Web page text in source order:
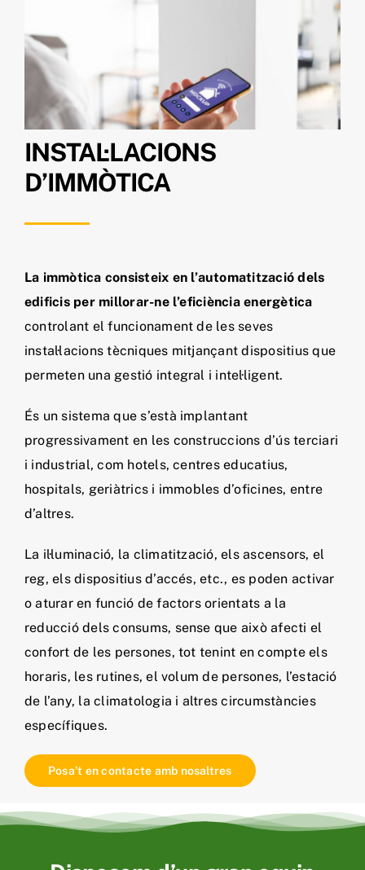
INSTAL·LACIONS
D’IMMÒTICA
La immòtica consisteix en l’automatització dels
edificis per millorar-ne l’eficiència energètica
controlant el funcionament de les seves
instal·lacions tècniques mitjançant dispositius que
permeten una gestió integral i intel·ligent.
És un sistema que s’està implantant
progressivament en les construccions d’ús terciari
i industrial, com hotels, centres educatius,
hospitals, geriàtrics i immobles d’oficines, entre
d’altres.
La il·luminació, la climatització, els ascensors, el
reg, els dispositius d’accés, etc., es poden activar
o aturar en funció de factors orientats a la
reducció dels consums, sense que això afecti el
confort de les persones, tot tenint en compte els
horaris, les rutines, el volum de persones, l’estació
de l’any, la climatologia i altres circumstàncies
específiques.
Posa’t en contacte amb nosaltres